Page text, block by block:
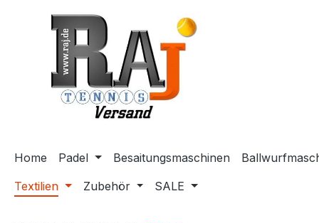
Hauptinhalt springen
Zur Suche springen
Zur Hauptnavigation springen
Home Padel Besaitungsmaschinen
Textilien
Zubehör SALE